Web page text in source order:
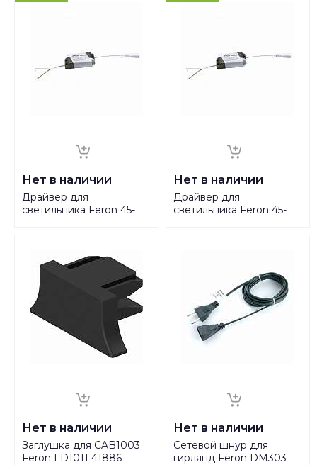
Нет в наличии
Драйвер для
светильника Feron 45-
Нет в наличии
Драйвер для
светильника Feron 45-
Нет в наличии
Заглушка для CAB1003
Feron LD1011 41886
Нет в наличии
Сетевой шнур для
гирлянд Feron DM303